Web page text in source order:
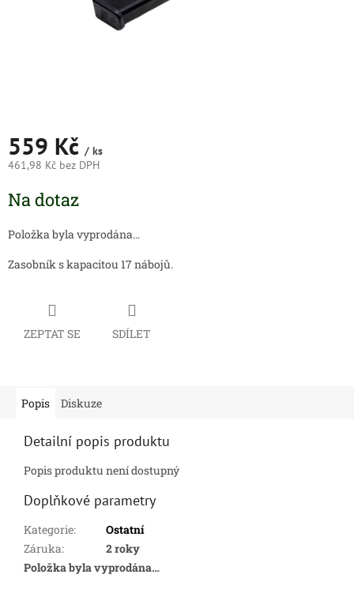
559 Kč / ks
461,98 Kč bez DPH
cena:
Na dotaz
Položka byla vyprodána…
Zasobník s kapacitou 17 nábojů.
ZEPTAT SE SDÍLET
Popis Diskuze
Detailní popis produktu
Popis produktu není dostupný
Doplňkové parametry
Kategorie:
Ostatní
Záruka:
2 roky
Položka byla vyprodána…